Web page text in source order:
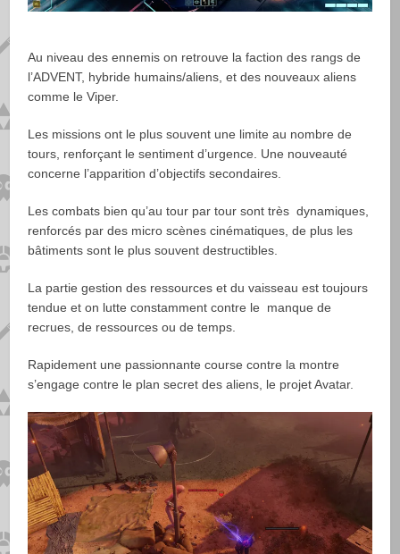
Au niveau des ennemis on retrouve la faction des rangs de
l’ADVENT, hybride humains/aliens, et des nouveaux aliens
comme le Viper.
Les missions ont le plus souvent une limite au nombre de
tours, renforçant le sentiment d’urgence. Une nouveauté
concerne l’apparition d’objectifs secondaires.
Les combats bien qu’au tour par tour sont très dynamiques,
renforcés par des micro scènes cinématiques, de plus les
bâtiments sont le plus souvent destructibles.
La partie gestion des ressources et du vaisseau est toujours
tendue et on lutte constamment contre le manque de
recrues, de ressources ou de temps.
Rapidement une passionnante course contre la montre
s’engage contre le plan secret des aliens, le projet Avatar.